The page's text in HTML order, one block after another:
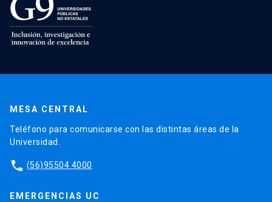
MESA CENTRAL
Teléfono para comunicarse con las distintas áreas de la
Universidad.
phone (56)95504 4000
EMERGENCIAS UC